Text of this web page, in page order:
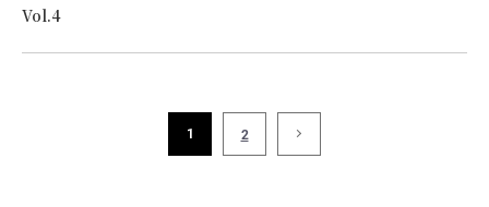
Vol.4
1 2